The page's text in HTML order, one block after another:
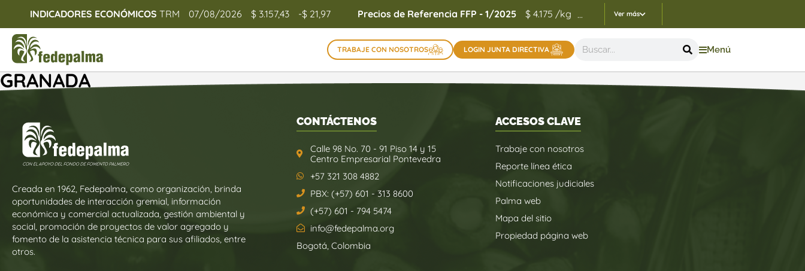
INDICADORES ECONÓMICOS TRM 07/08/2026 $ 3.157,43 -$ 21,97 Precios de Referencia FFP - 1/2025 $ 4.175 /kg Indicadores Precios de Referencia FEP - 05/
... Ver más
TRABAJE CON NOSOTROS LOGIN JUNTA DIRECTIVA Menú
GRANADA
Creada en 1962, Fedepalma, como organización, brinda
oportunidades de interacción gremial, información
económica y comercial actualizada, gestión ambiental y
social, promoción de proyectos de valor agregado y
fomento de la asistencia técnica para sus afiliados, entre
otros.
CONTÁCTENOS
Calle 98 No. 70 - 91 Piso 14 y 15
Centro Empresarial Pontevedra
+57 321 308 4882
PBX: (+57) 601 - 313 8600
(+57) 601 - 794 5474
info@fedepalma.org
Bogotá, Colombia
ACCESOS CLAVE
Trabaje con nosotros
Reporte línea ética
Notificaciones judiciales
Palma web
Mapa del sitio
Propiedad página web